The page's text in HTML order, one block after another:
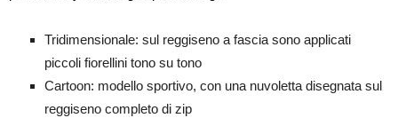
Tridimensionale: sul reggiseno a fascia sono applicati
piccoli fiorellini tono su tono
Cartoon: modello sportivo, con una nuvoletta disegnata sul
reggiseno completo di zip